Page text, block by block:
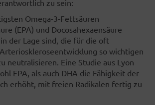
zu sein:
Omega-3-Fettsäuren
(EPA) und Docosahexaensäure
der Lage sind, die für die oft
so wichtigen
neutralisieren. Eine Studie aus Lyon
EPA, als auch DHA die Fähigkeit der
erhöht, mit freien Radikalen fertig zu